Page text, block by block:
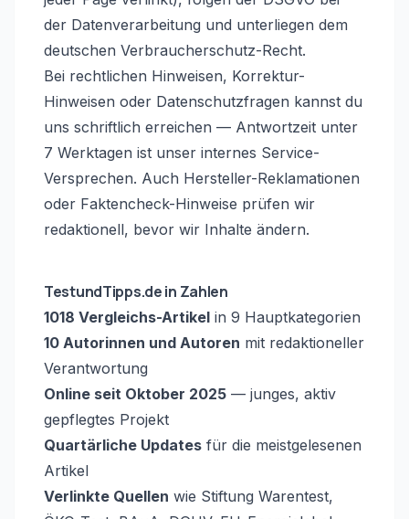
der Datenverarbeitung und unterliegen dem
deutschen Verbraucherschutz-Recht.
Bei rechtlichen Hinweisen, Korrektur-
Hinweisen oder Datenschutzfragen kannst du
uns schriftlich erreichen — Antwortzeit unter
7 Werktagen ist unser internes Service-
Versprechen. Auch Hersteller-Reklamationen
oder Faktencheck-Hinweise prüfen wir
redaktionell, bevor wir Inhalte ändern.
TestundTipps.de in Zahlen
1018 Vergleichs-Artikel in 9 Hauptkategorien
10 Autorinnen und Autoren mit redaktioneller
Verantwortung
Online seit Oktober 2025 — junges, aktiv
gepflegtes Projekt
Quartärliche Updates für die meistgelesenen
Artikel
Verlinkte Quellen wie Stiftung Warentest,